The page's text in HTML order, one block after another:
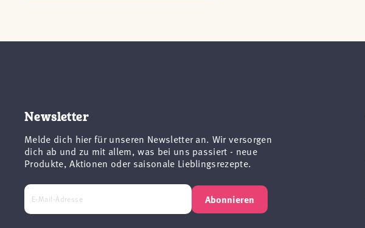
Newsletter
Melde dich hier für unseren Newsletter an. Wir versorgen
dich ab und zu mit allem, was bei uns passiert - neue
Produkte, Aktionen oder saisonale Lieblingsrezepte.
Abonnieren